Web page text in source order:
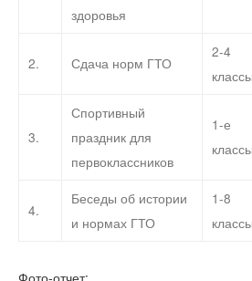
здоровья
2. Сдача норм ГТО
2-4
классы
3.
Спортивный
праздник для
первоклассников
1-е
классы
4.
Беседы об истории
и нормах ГТО
1-8
классы